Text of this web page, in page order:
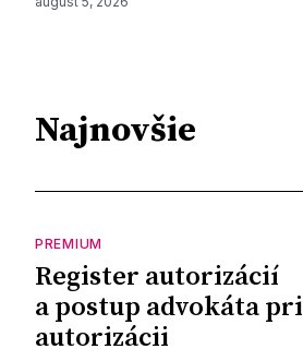
Najnovšie
PREMIUM
Register autorizácií
a postup advokáta pri
autorizácii